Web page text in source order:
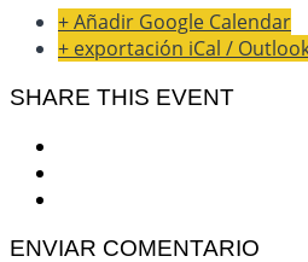
+ Añadir Google Calendar
+ exportación iCal /
SHARE THIS EVENT
ENVIAR COMENTARIO